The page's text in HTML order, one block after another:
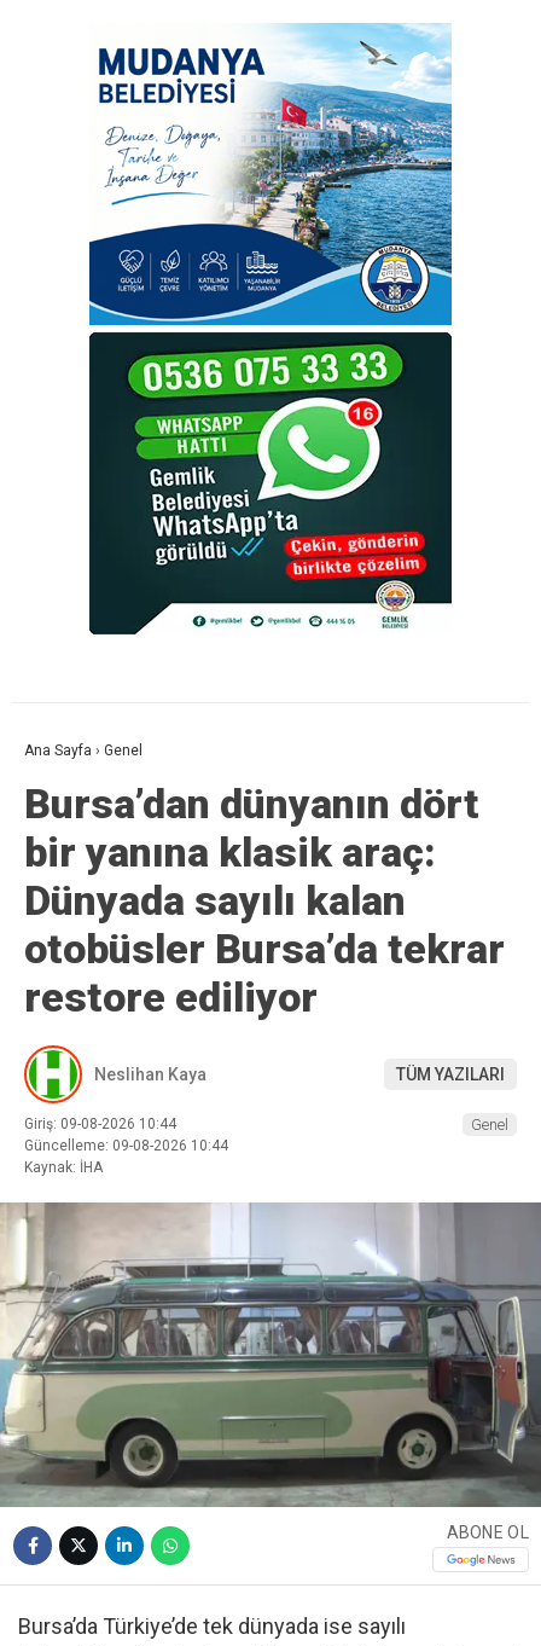
Ana Sayfa › Genel
Bursa’dan dünyanın dört
bir yanına klasik araç:
Dünyada sayılı kalan
otobüsler Bursa’da tekrar
restore ediliyor
Neslihan Kaya TÜM YAZILARI
Giriş: 09-08-2026 10:44
Güncelleme: 09-08-2026 10:44
Kaynak: İHA
Genel
ABONE OL
Bursa’da Türkiye’de tek dünyada ise sayılı